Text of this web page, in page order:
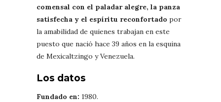
comensal con el paladar alegre, la panza
satisfecha y el espíritu reconfortado por
la amabilidad de quienes trabajan en este
puesto que nació hace 39 años en la esquina
de Mexicaltzingo y Venezuela.
Los datos
Fundado en: 1980.